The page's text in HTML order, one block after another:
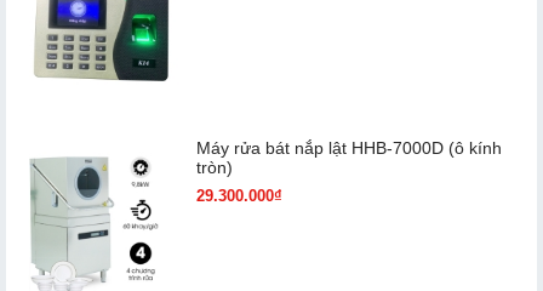
Máy rửa bát nắp lật HHB-7000D (ô kính
tròn)
29.300.000₫